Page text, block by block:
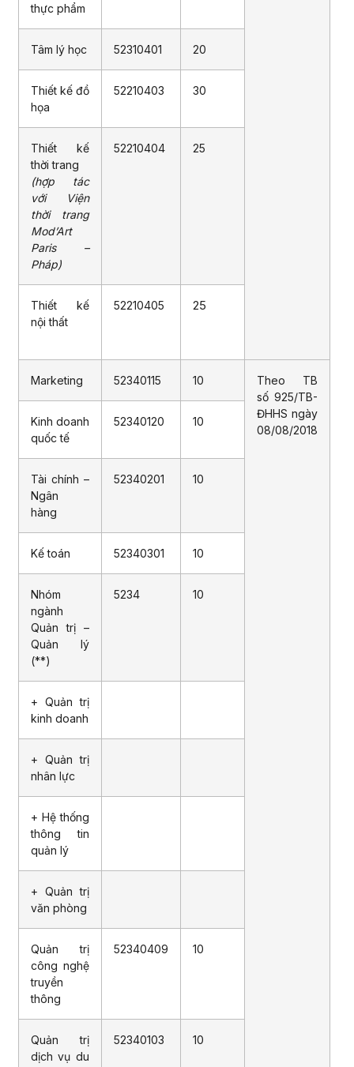
thực phẩm
Tâm lý học 52310401 20
Thiết kế đồ
họa
52210403 30
Thiết kế
thời trang
(hợp tác
với Viện
thời trang
Mod’Art
Paris –
Pháp)
52210404 25
Thiết kế
nội thất
52210405 25
Marketing 52340115 10
Theo TB
số 925/TB-
ĐHHS ngày
08/08/2018
Kinh doanh
quốc tế
52340120 10
Tài chính –
Ngân
hàng
52340201 10
Kế toán 52340301 10
Nhóm
ngành
Quản trị –
Quản lý
(**)
5234 10
+ Quản trị
kinh doanh
+ Quản trị
nhân lực
+ Hệ thống
thông tin
quản lý
+ Quản trị
văn phòng
Quản trị
công nghệ
truyền
thông
52340409 10
Quản trị
dịch vụ du
52340103 10